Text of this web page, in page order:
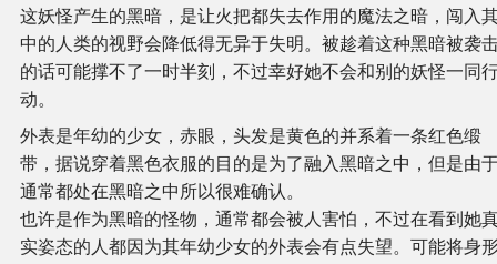
这妖怪产生的黑暗，是让火把都失去作用的魔法之暗，闯入
中的人类的视野会降低得无异于失明。被趁着这种黑暗被袭
的话可能撑不了一时半刻，不过幸好她不会和别的妖怪一同
动。
外表是年幼的少女，赤眼，头发是黄色的并系着一条红色缎
带，据说穿着黑色衣服的目的是为了融入黑暗之中，但是由
通常都处在黑暗之中所以很难确认。
也许是作为黑暗的怪物，通常都会被人害怕，不过在看到她
实姿态的人都因为其年幼少女的外表会有点失望。可能将身